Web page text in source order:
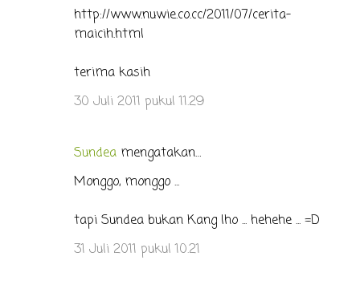
http://www.nuwie.co.cc/2011/07/cerita-
maicih.html
terima kasih
30 Juli 2011 pukul 11.29
Sundea mengatakan…
Monggo, monggo ...
tapi Sundea bukan Kang lho ... hehehe ... =D
31 Juli 2011 pukul 10.21